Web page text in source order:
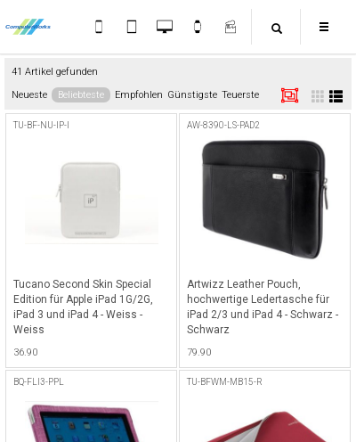
41 Artikel gefunden
Neueste Beliebteste Empfohlen Günstigste Teuerste
TU-BF-NU-IP-I
Tucano Second Skin Special
Edition für Apple iPad 1G/2G,
iPad 3 und iPad 4 - Weiss -
Weiss
36.90
AW-8390-LS-PAD2
Artwizz Leather Pouch,
hochwertige Ledertasche für
iPad 2/3 und iPad 4 - Schwarz -
Schwarz
79.90
BQ-FLI3-PPL TU-BFWM-MB15-R